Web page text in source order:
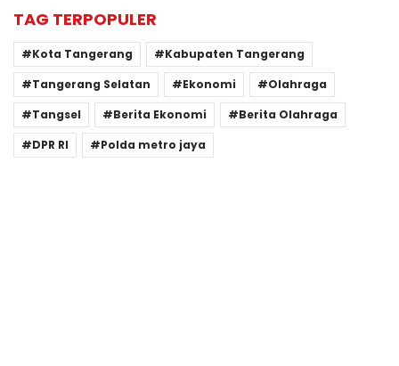
TAG TERPOPULER
Kota Tangerang
Kabupaten Tangerang
Tangerang Selatan
Ekonomi
Olahraga
Tangsel
Berita Ekonomi
Berita Olahraga
DPR RI
Polda metro jaya